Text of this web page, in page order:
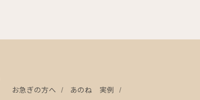
お急ぎの方へ
あのね 実例